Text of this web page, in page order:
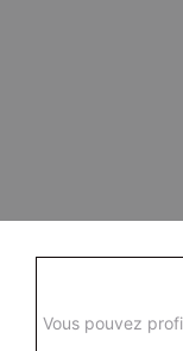
Vous pouvez